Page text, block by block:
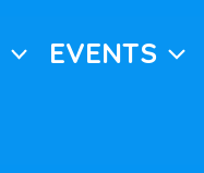
EVENTS